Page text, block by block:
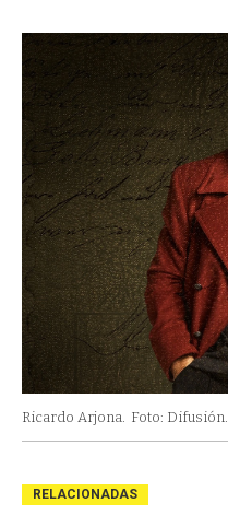
Ricardo Arjona. Foto: Difusión.
RELACIONADAS